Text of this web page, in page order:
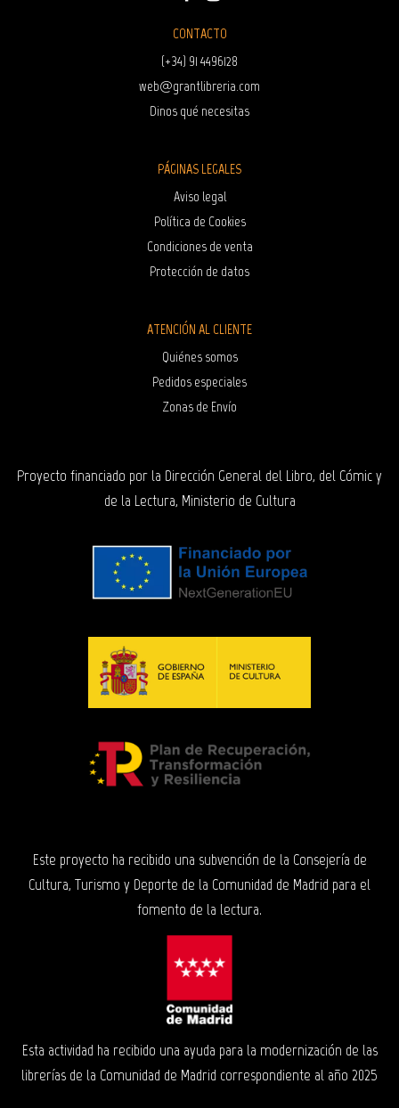
CONTACTO
(+34) 91 4496128
web@grantlibreria.com
Dinos qué necesitas
PÁGINAS LEGALES
Aviso legal
Política de Cookies
Condiciones de venta
Protección de datos
ATENCIÓN AL CLIENTE
Quiénes somos
Pedidos especiales
Zonas de Envío
Proyecto financiado por la Dirección General del Libro, del Cómic y
de la Lectura, Ministerio de Cultura
Este proyecto ha recibido una subvención de la Consejería de
Cultura, Turismo y Deporte de la Comunidad de Madrid para el
fomento de la lectura.
Esta actividad ha recibido una ayuda para la modernización de las
librerías de la Comunidad de Madrid correspondiente al año 2025